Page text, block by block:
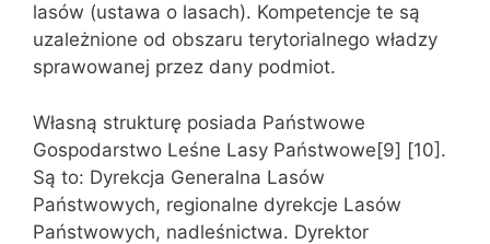
lasów (ustawa o lasach). Kompetencje te są
uzależnione od obszaru terytorialnego władzy
sprawowanej przez dany podmiot.
Własną strukturę posiada Państwowe
Gospodarstwo Leśne Lasy Państwowe[9] [10].
Są to: Dyrekcja Generalna Lasów
Państwowych, regionalne dyrekcje Lasów
Państwowych, nadleśnictwa. Dyrektor